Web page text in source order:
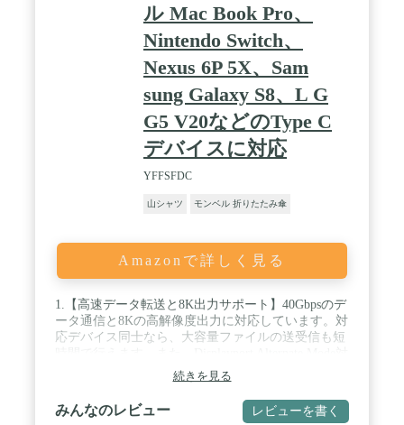
ル Mac Book Pro、
Nintendo Switch、
Nexus 6P 5X、Sam
sung Galaxy S8、L G
G5 V20などのType C
デバイスに対応
YFFSFDC
山シャツ モンベル 折りたたみ傘
Amazonで詳しく見る
1.【高速データ転送と8K出力サポート】40Gbpsのデ
ータ通信と8Kの高解像度出力に対応しています。対
応デバイス同士なら、大容量ファイルの送受信も短
応デバイスであれば、本製品で映像信号・音声信号
を取り扱えます。コネクタ部分の強化により、断線
の心配が少なくなっています。 / 2.【240Wまでの超
高速充電に対応】USB PD（Power Delivery）に対応
続きを見る
みんなのレビュー レビューを書く